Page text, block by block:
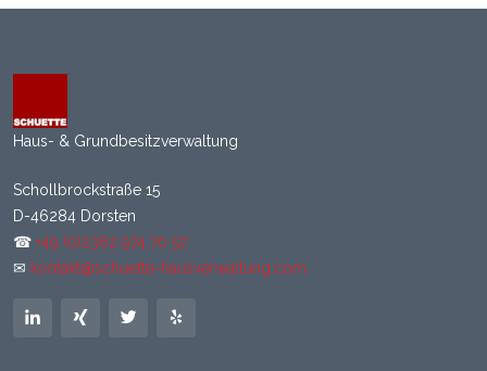
Haus- & Grundbesitzverwaltung
Schollbrockstraße 15
D-46284 Dorsten
☎ +49 (0)2362 974 70 57
✉ kontakt@schuette-hausverwaltung.com